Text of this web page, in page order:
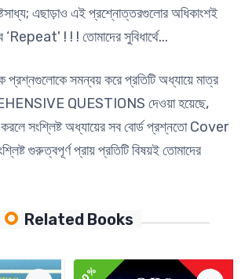
এছাড়াও এই প্রশ্নোত্তরগুলোর অধিকাংশই
‘Repeat' ! ! ! তোমাদের সুবিধার্থে...
সমন্বয় করে প্রতিটি অধ্যায়ে মাত্র
QUESTIONS দেওয়া হয়েছে,
সংশ্লিষ্ট অধ্যায়ের সব বোর্ড প্রশ্নতো Cover
গুরুত্বপূর্ণ প্রায় প্রতিটি বিষয়ই তোমাদের
Related Books